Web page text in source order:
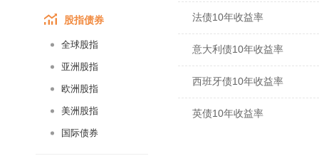
股指债券
全球股指
亚洲股指
欧洲股指
美洲股指
国际债券
法债10年收益率
意大利债10年收益率
西班牙债10年收益率
英债10年收益率